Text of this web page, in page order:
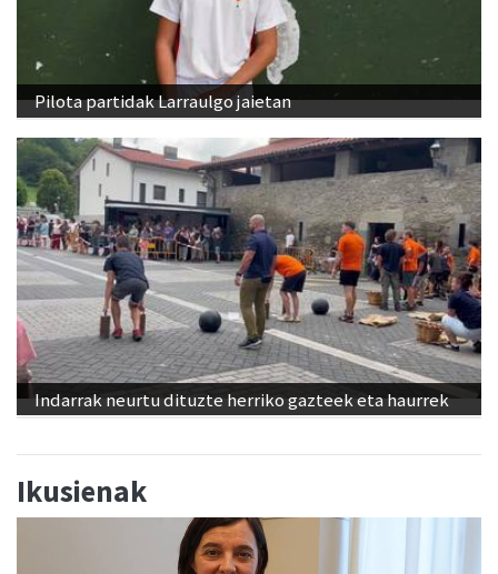
Pilota partidak Larraulgo jaietan
Indarrak neurtu dituzte herriko gazteek eta haurrek
Ikusienak